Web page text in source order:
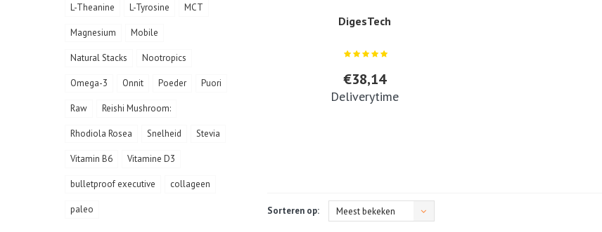
L-Theanine L-Tyrosine MCT
Magnesium Mobile
Natural Stacks Nootropics
Omega-3 Onnit Poeder Puori
Raw Reishi Mushroom:
Rhodiola Rosea Snelheid Stevia
Vitamin B6 Vitamine D3
bulletproof executive collageen
paleo
DigesTech
€38,14
Deliverytime
Sorteren op: Meest bekeken